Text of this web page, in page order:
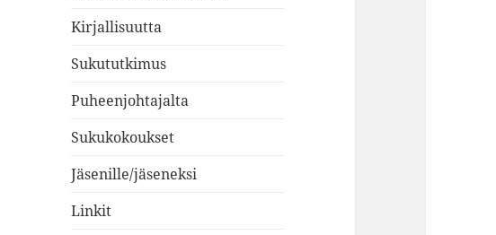
Kirjallisuutta
Sukututkimus
Puheenjohtajalta
Sukukokoukset
Jäsenille/jäseneksi
Linkit